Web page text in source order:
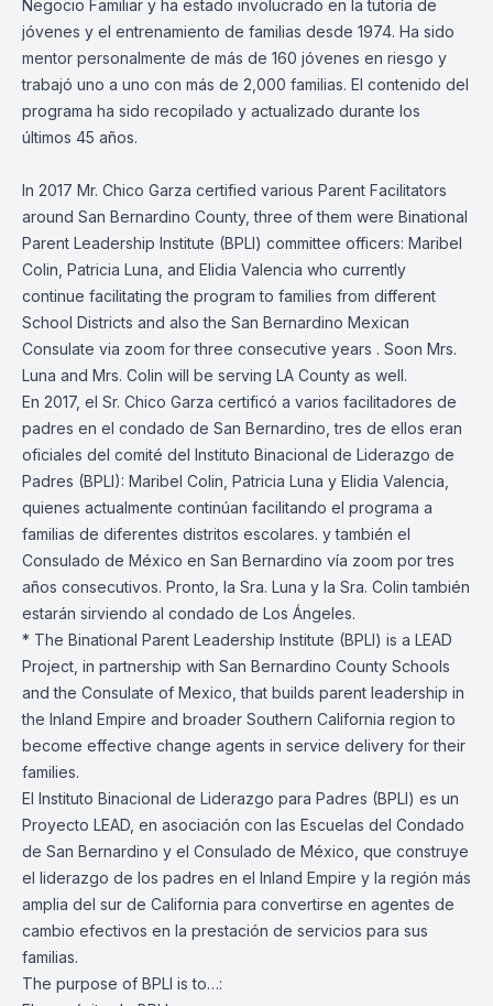
Negocio Familiar y ha estado involucrado en la tutoría de
jóvenes y el entrenamiento de familias desde 1974. Ha sido
mentor personalmente de más de 160 jóvenes en riesgo y
trabajó uno a uno con más de 2,000 familias. El contenido del
programa ha sido recopilado y actualizado durante los
últimos 45 años.
In 2017 Mr. Chico Garza certified various Parent Facilitators
around San Bernardino County, three of them were Binational
Parent Leadership Institute (BPLI) committee officers: Maribel
Colin, Patricia Luna, and Elidia Valencia who currently
continue facilitating the program to families from different
School Districts and also the San Bernardino Mexican
Consulate via zoom for three consecutive years . Soon Mrs.
Luna and Mrs. Colin will be serving LA County as well.
En 2017, el Sr. Chico Garza certificó a varios facilitadores de
padres en el condado de San Bernardino, tres de ellos eran
oficiales del comité del Instituto Binacional de Liderazgo de
Padres (BPLI): Maribel Colin, Patricia Luna y Elidia Valencia,
quienes actualmente continúan facilitando el programa a
familias de diferentes distritos escolares. y también el
Consulado de México en San Bernardino vía zoom por tres
años consecutivos. Pronto, la Sra. Luna y la Sra. Colin también
estarán sirviendo al condado de Los Ángeles.
* The Binational Parent Leadership Institute (BPLI) is a LEAD
Project, in partnership with San Bernardino County Schools
and the Consulate of Mexico, that builds parent leadership in
the Inland Empire and broader Southern California region to
become effective change agents in service delivery for their
families.
El Instituto Binacional de Liderazgo para Padres (BPLI) es un
Proyecto LEAD, en asociación con las Escuelas del Condado
de San Bernardino y el Consulado de México, que construye
el liderazgo de los padres en el Inland Empire y la región más
amplia del sur de California para convertirse en agentes de
cambio efectivos en la prestación de servicios para sus
familias.
The purpose of BPLI is to…: